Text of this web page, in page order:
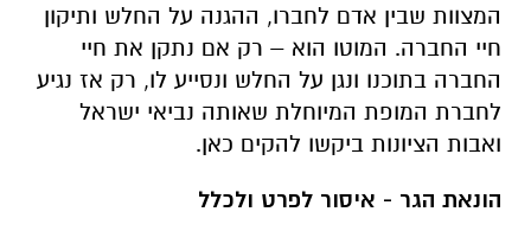
המצוות שבין אדם לחברו, ההגנה על החלש ותיקון
חיי החברה. המוטו הוא – רק אם נתקן את חיי
החברה בתוכנו ונגן על החלש ונסייע לו, רק אז נגיע
לחברת המופת המיוחלת שאותה נביאי ישראל
ואבות הציונות ביקשו להקים כאן.
הונאת הגר - איסור לפרט ולכלל